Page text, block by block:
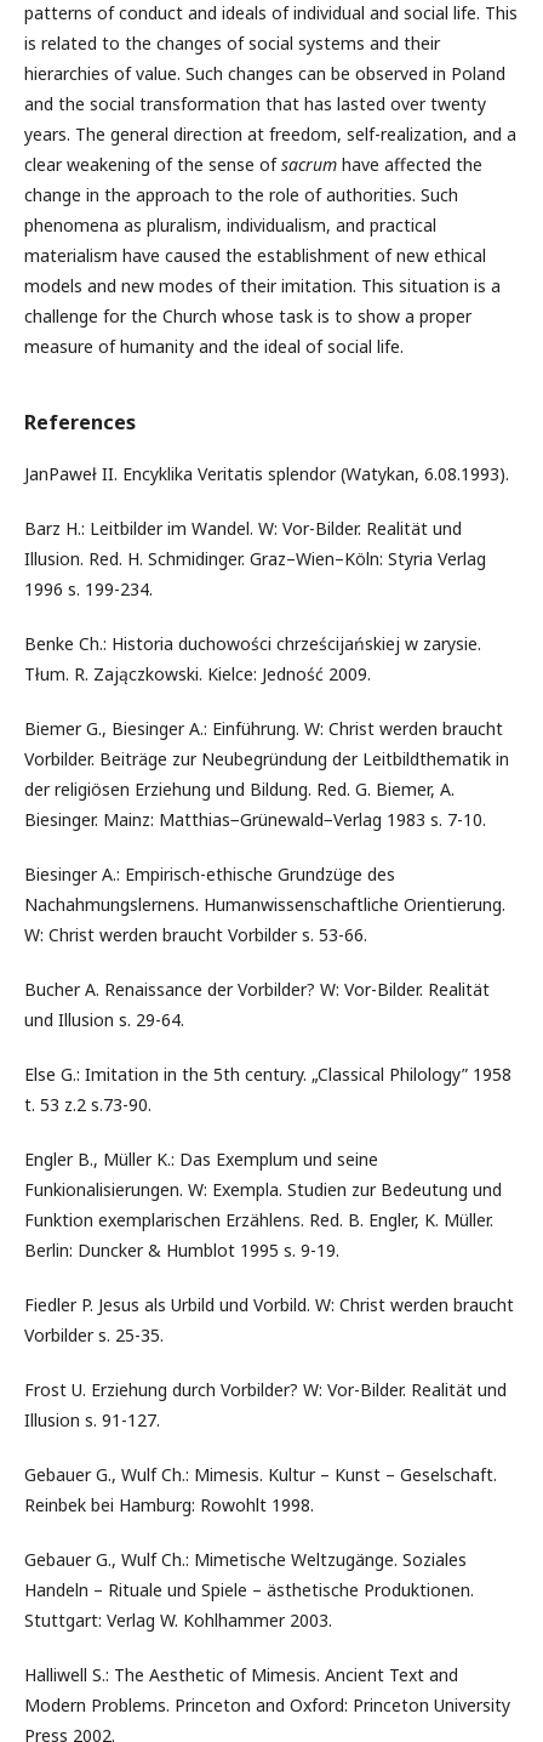
patterns of conduct and ideals of individual and social life. This
is related to the changes of social systems and their
hierarchies of value. Such changes can be observed in Poland
and the social transformation that has lasted over twenty
years. The general direction at freedom, self-realization, and a
clear weakening of the sense ofsacrum have affected the
change in the approach to the role of authorities. Such
phenomena as pluralism, individualism, and practical
materialism have caused the establishment of new ethical
models and new modes of their imitation. This situation is a
challenge for the Church whose task is to show a proper
measure of humanity and the ideal of social life.
References
JanPaweł II. Encyklika Veritatis splendor (Watykan, 6.08.1993).
Barz H.: Leitbilder im Wandel. W: Vor-Bilder. Realität und
Illusion. Red. H. Schmidinger. Graz–Wien–Köln: Styria Verlag
1996 s. 199-234.
Benke Ch.: Historia duchowości chrześcijańskiej w zarysie.
Tłum. R. Zajączkowski. Kielce: Jedność 2009.
Biemer G., Biesinger A.: Einführung. W: Christ werden braucht
Vorbilder. Beiträge zur Neubegründung der Leitbildthematik in
der religiösen Erziehung und Bildung. Red. G. Biemer, A.
Biesinger. Mainz: Matthias−Grünewald−Verlag 1983 s. 7-10.
Biesinger A.: Empirisch-ethische Grundzüge des
Nachahmungslernens. Humanwissenschaftliche Orientierung.
W: Christ werden braucht Vorbilder s. 53-66.
Bucher A. Renaissance der Vorbilder? W: Vor-Bilder. Realität
und Illusion s. 29-64.
Else G.: Imitation in the 5th century. „Classical Philology” 1958
t. 53 z.2 s.73-90.
Engler B., Müller K.: Das Exemplum und seine
Funkionalisierungen. W: Exempla. Studien zur Bedeutung und
Funktion exemplarischen Erzählens. Red. B. Engler, K. Müller.
Berlin: Duncker & Humblot 1995 s. 9-19.
Fiedler P. Jesus als Urbild und Vorbild. W: Christ werden braucht
Vorbilder s. 25-35.
Frost U. Erziehung durch Vorbilder? W: Vor-Bilder. Realität und
Illusion s. 91-127.
Gebauer G., Wulf Ch.: Mimesis. Kultur – Kunst – Geselschaft.
Reinbek bei Hamburg: Rowohlt 1998.
Gebauer G., Wulf Ch.: Mimetische Weltzugänge. Soziales
Handeln – Rituale und Spiele – ästhetische Produktionen.
Stuttgart: Verlag W. Kohlhammer 2003.
Halliwell S.: The Aesthetic of Mimesis. Ancient Text and
Modern Problems. Princeton and Oxford: Princeton University
Press 2002.